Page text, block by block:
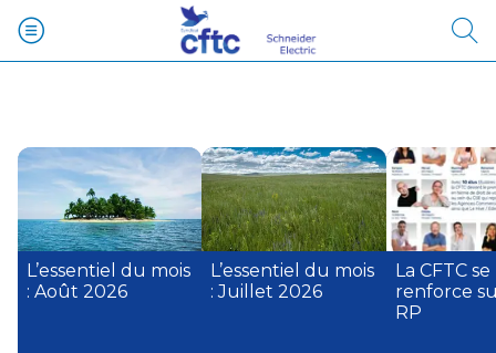
L’essentiel du mois
: Août 2026
L’essentiel du mois
: Juillet 2026
La CFTC se
renforce
RP